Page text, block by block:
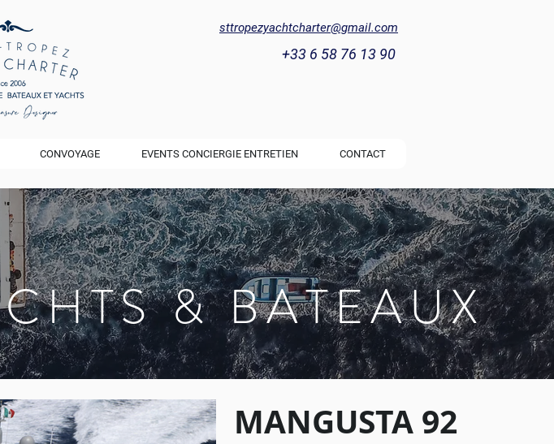
sttropezyachtcharter@gmail.com
+33 6 58 76 13 90
CONVOYAGE EVENTS CONCIERGIE ENTRETIEN CONTACT
& BATEAUX
MANGUSTA 92